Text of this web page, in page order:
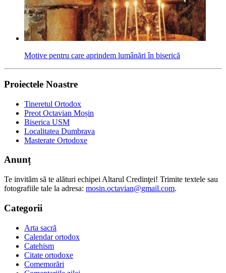
Motive pentru care aprindem lumânări în biserică
Proiectele Noastre
Tineretul Ortodox
Preot Octavian Moșin
Biserica USM
Localitatea Dumbrava
Masterate Ortodoxe
Anunț
Te invităm să te alături echipei Altarul Credinţei! Trimite textele sau
fotografiile tale la adresa: mosin.octavian@gmail.com.
Categorii
Arta sacră
Calendar ortodox
Catehism
Citate ortodoxe
Comemorări